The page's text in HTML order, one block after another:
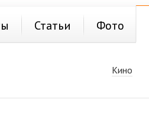
Статьи Фото
Кино